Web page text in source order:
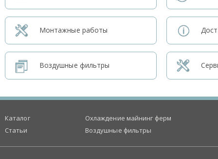
Монтажные работы
Воздушные фильтры
Каталог
Статьи
Охлаждение майнинг ферм
Воздушные фильтры